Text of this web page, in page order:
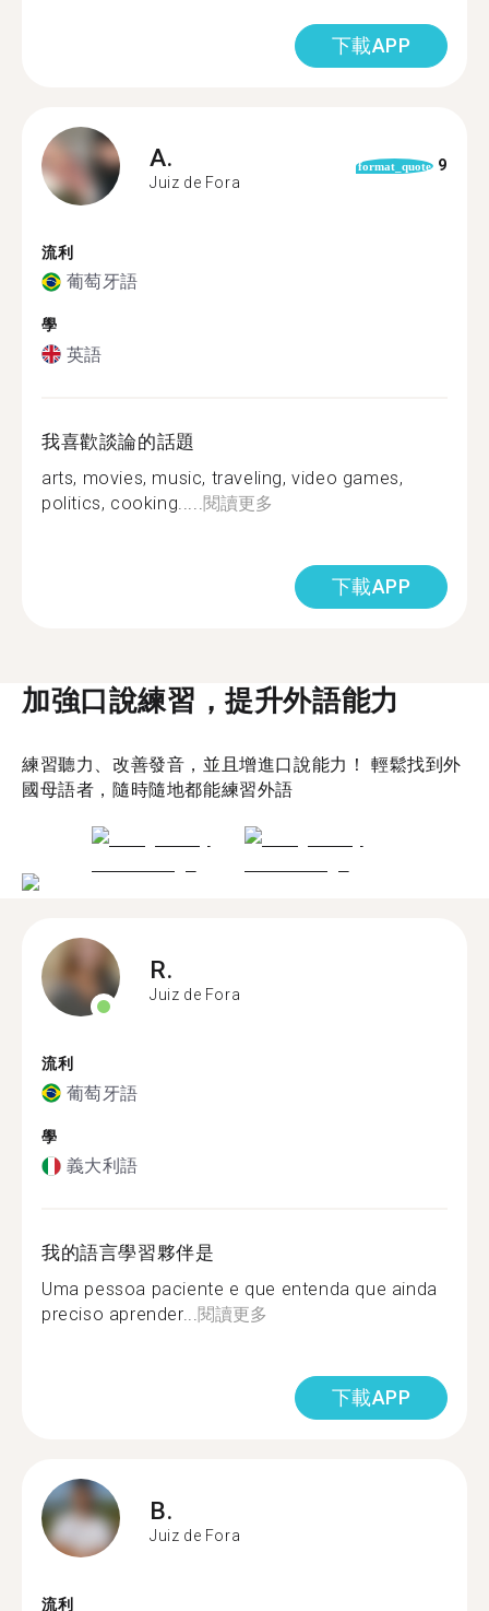
下載APP
A.
Juiz de Fora
format_quote 9
流利
葡萄牙語
學
英語
我喜歡談論的話題
arts, movies, music, traveling, video games,
politics, cooking..... 閱讀更多
下載APP
加強口說練習，提升外語能力
練習聽力、改善發音，並且增進口說能力！ 輕鬆找到外
國母語者，隨時隨地都能練習外語
R.
Juiz de Fora
流利
葡萄牙語
學
義大利語
我的語言學習夥伴是
Uma pessoa paciente e que entenda que ainda
preciso aprender...閱讀更多
下載APP
B.
Juiz de Fora
流利